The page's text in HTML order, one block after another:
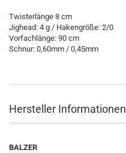
Twisterlänge 8 cm
Jighead: 4 g / Hakengröße: 2/0
Vorfachlänge: 90 cm
Schnur: 0,60mm / 0,45mm
Hersteller Informationen
BALZER